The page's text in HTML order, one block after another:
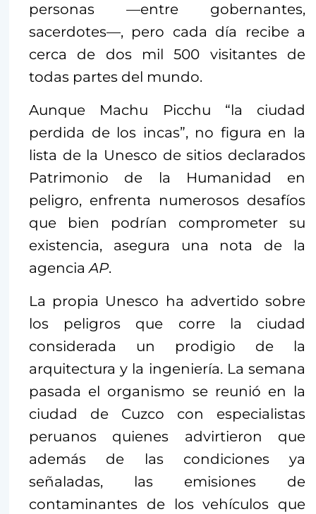
personas —entre gobernantes,
sacerdotes—, pero cada día recibe a
cerca de dos mil 500 visitantes de
todas partes del mundo.
Aunque Machu Picchu “la ciudad
perdida de los incas”, no figura en la
lista de la Unesco de sitios declarados
Patrimonio de la Humanidad en
peligro, enfrenta numerosos desafíos
que bien podrían comprometer su
existencia, asegura una nota de la
agenciaAP.
La propia Unesco ha advertido sobre
los peligros que corre la ciudad
considerada un prodigio de la
arquitectura y la ingeniería. La semana
pasada el organismo se reunió en la
ciudad de Cuzco con especialistas
peruanos quienes advirtieron que
además de las condiciones ya
señaladas, las emisiones de
contaminantes de los vehículos que